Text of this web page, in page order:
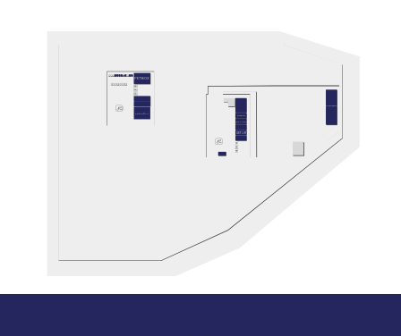
ARİFOĞLU
AUTOWAX
ETSTUR
JOLLY TUR
PETBOX
SETUR